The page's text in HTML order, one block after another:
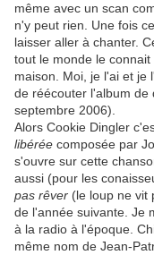
même avec un scan
n'y peut rien. Une fois
laisser aller à chanter.
tout le monde le
maison. Moi, je l'ai et je
de réécouter l'album de
septembre 2006).
Alors Cookie Dingler
libérée composée par
s'ouvre sur cette
aussi (pour les
pas rêver (le loup ne vit
de l'année suivante. Je
à la radio à l'époque.
même nom de Jean-